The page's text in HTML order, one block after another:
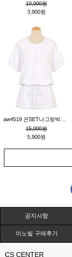
10,000원
3,900원
15,000원
5,900원
공지사항
이노빌 구매후기
CS CENTER